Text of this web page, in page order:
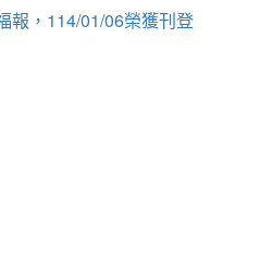
報，114/01/06榮獲刊登